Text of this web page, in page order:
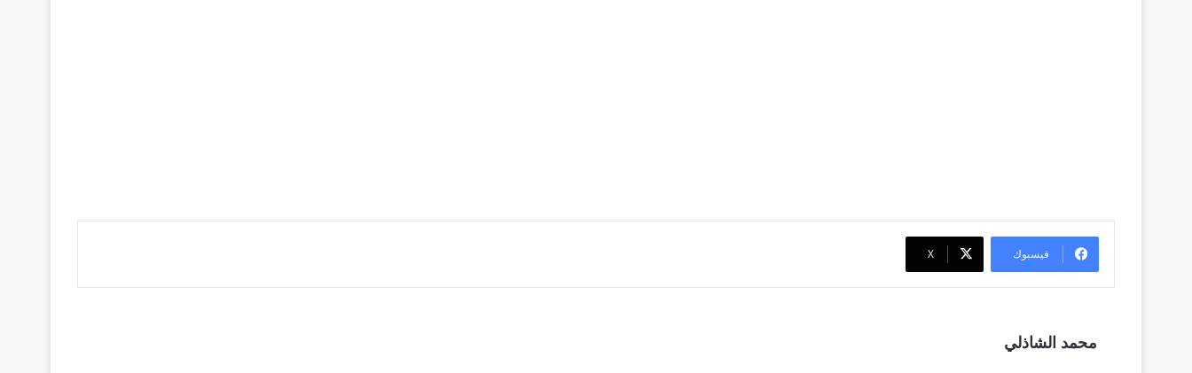
فيسبوك ‫X
محمد الشاذلي